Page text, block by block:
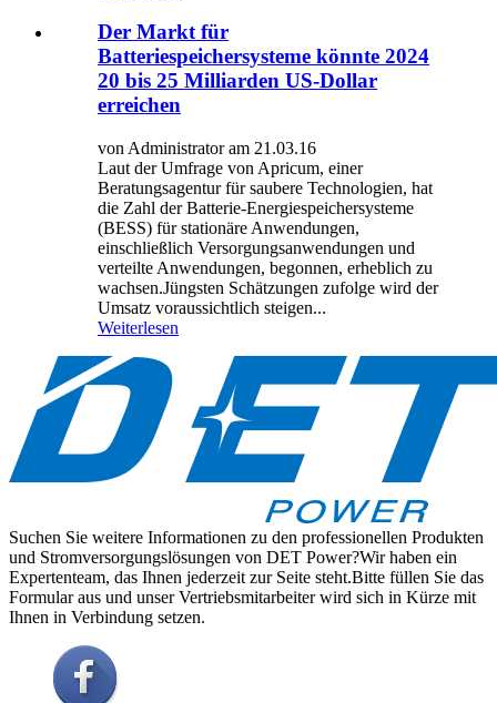
Der Markt für
Batteriespeichersysteme könnte 2024
20 bis 25 Milliarden US-Dollar
erreichen
von Administrator am 21.03.16
Laut der Umfrage von Apricum, einer
Beratungsagentur für saubere Technologien, hat
die Zahl der Batterie-Energiespeichersysteme
(BESS) für stationäre Anwendungen,
einschließlich Versorgungsanwendungen und
verteilte Anwendungen, begonnen, erheblich zu
wachsen.Jüngsten Schätzungen zufolge wird der
Umsatz voraussichtlich steigen...
Weiterlesen
Suchen Sie weitere Informationen zu den professionellen Produkten
und Stromversorgungslösungen von DET Power?Wir haben ein
Expertenteam, das Ihnen jederzeit zur Seite steht.Bitte füllen Sie das
Formular aus und unser Vertriebsmitarbeiter wird sich in Kürze mit
Ihnen in Verbindung setzen.